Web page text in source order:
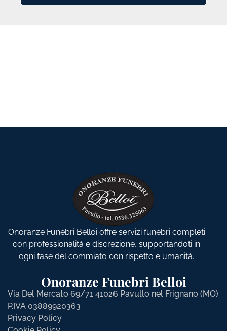
Onoranze Funebri Belloi offre servizi funebri completi
con professionalità e discrezione, supportandoti in
ogni fase del commiato con rispetto e umanità.
Onoranze Funebri Belloi
Via Del Mercato 69/71 41026 Pavullo nel Frignano (MO)
P.IVA 03889920363
Privacy Policy